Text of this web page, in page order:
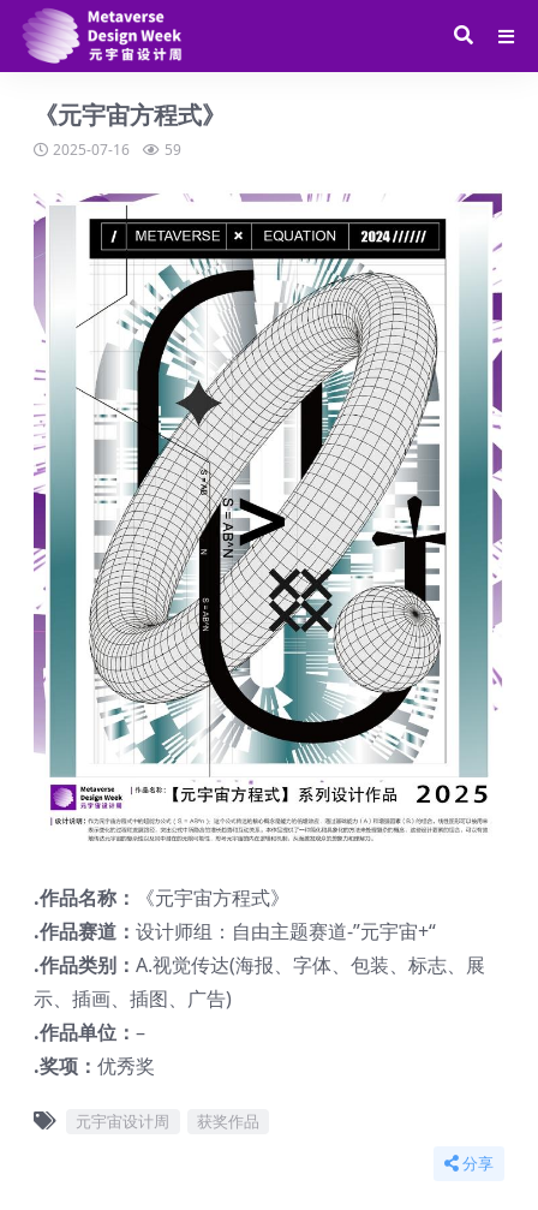
《元宇宙方程式》
2025-07-16 59
.作品名称：
《元宇宙方程式》
.作品赛道： 设计师组：自由主题赛道-”元宇宙+“
.作品类别： A.视觉传达(海报、字体、包装、标志、展
示、插画、插图、广告)
.作品单位： –
.奖项： 优秀奖
元宇宙设计周 获奖作品
分享